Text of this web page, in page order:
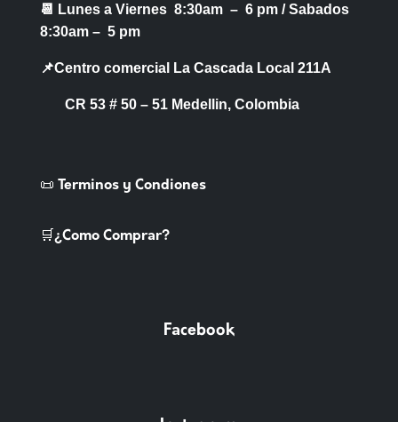
📆 Lunes a Viernes 8:30am – 6 pm /Sabados
8:30am – 5 pm
📌Centro comercial La Cascada Local 211A
CR 53 # 50 – 51 Medellin, Colombia
📜 Terminos y Condiones
🛒¿Como Comprar?
Facebook